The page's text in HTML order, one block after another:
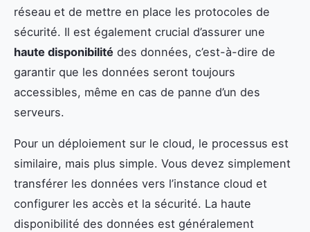
réseau et de mettre en place les protocoles de
sécurité. Il est également crucial d’assurer une
haute disponibilité des données, c’est-à-dire de
garantir que les données seront toujours
accessibles, même en cas de panne d’un des
serveurs.
Pour un déploiement sur le cloud, le processus est
similaire, mais plus simple. Vous devez simplement
transférer les données vers l’instance cloud et
configurer les accès et la sécurité. La haute
disponibilité des données est généralement